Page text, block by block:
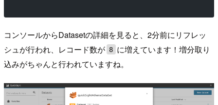
コンソールからDatasetの詳細を見ると、2分前にリフレッ
シュが行われ、レコード数が 8 に増えています！増分取り
込みがちゃんと行われていますね。